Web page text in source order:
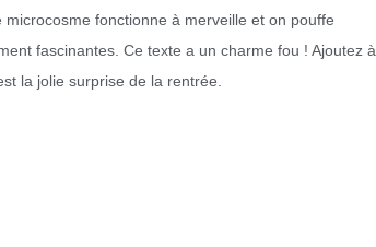
fonctionne à merveille et on pouffe
fascinantes. Ce texte a un charme fou ! Ajoutez à
la jolie surprise de la rentrée.